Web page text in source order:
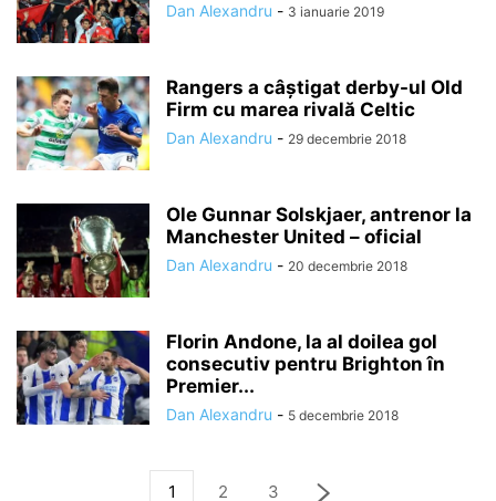
Dan Alexandru - 3 ianuarie 2019
Rangers a câştigat derby-ul Old
Firm cu marea rivală Celtic
Dan Alexandru - 29 decembrie 2018
Ole Gunnar Solskjaer, antrenor la
Manchester United – oficial
Dan Alexandru - 20 decembrie 2018
Florin Andone, la al doilea gol
consecutiv pentru Brighton în
Premier...
Dan Alexandru - 5 decembrie 2018
1 2 3